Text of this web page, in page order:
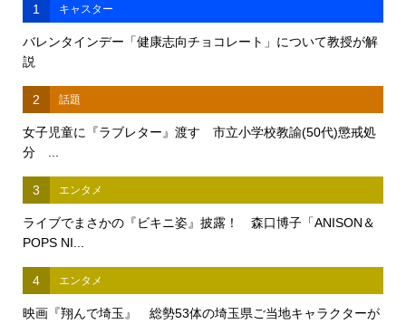
1 キャスター
バレンタインデー「健康志向チョコレート」について教授が解
説
2 話題
女子児童に『ラブレター』渡す 市立小学校教諭(50代)懲戒処
分 ...
3 エンタメ
ライブでまさかの『ビキニ姿』披露！ 森口博子「ANISON＆
POPS NI...
4 エンタメ
映画『翔んで埼玉』 総勢53体の埼玉県ご当地キャラクターが